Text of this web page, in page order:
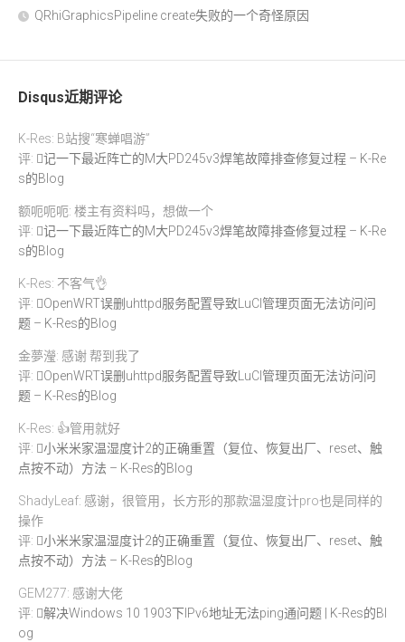
QRhiGraphicsPipeline create失败的一个奇怪原因
Disqus近期评论
K-Res: B站搜“寒蝉唱游”
评:
记一下最近阵亡的M大PD245v3焊笔故障排查修复过程 – K-Re
s的Blog
额呃呃呃: 楼主有资料吗，想做一个
评:
记一下最近阵亡的M大PD245v3焊笔故障排查修复过程 – K-Re
s的Blog
K-Res: 不客气👌
评:
OpenWRT误删uhttpd服务配置导致LuCI管理页面无法访问问
题 – K-Res的Blog
金夢瀅: 感谢 帮到我了
评:
OpenWRT误删uhttpd服务配置导致LuCI管理页面无法访问问
题 – K-Res的Blog
K-Res: 👍管用就好
评:
小米米家温湿度计2的正确重置（复位、恢复出厂、reset、触
点按不动）方法 – K-Res的Blog
ShadyLeaf: 感谢，很管用，长方形的那款温湿度计pro也是同样的
操作
评:
小米米家温湿度计2的正确重置（复位、恢复出厂、reset、触
点按不动）方法 – K-Res的Blog
GEM277: 感谢大佬
评:
解决Windows 10 1903下IPv6地址无法ping通问题 | K-Res的Bl
og